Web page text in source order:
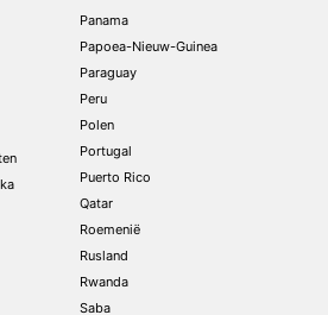
Panama
Papoea-Nieuw-Guinea
Paraguay
Peru
Polen
Portugal
Puerto Rico
Qatar
Roemenië
Rusland
Rwanda
Saba